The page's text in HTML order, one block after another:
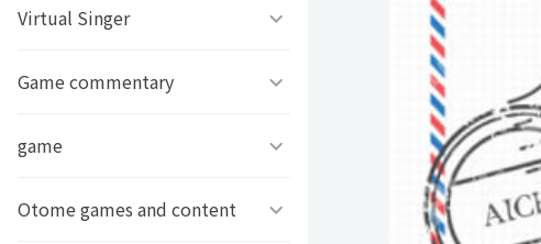
写真撮影背景
うちわ文字プリント
GIFUSHO 岐阜県立岐阜商
芸艸堂 推し祈願お守り
すにすて - SneakerStep
めておら - Meteorites -
騎士X - Knight X -
とぅるりぷ - True&Lip
ぼくたちのあそびば
ププ
豆柴富とのふたり暮らし
VASE
クラーテイル
ななし学園 方言研究会
描乃EMOイラストシリーズ
Virtual Singer
TOKYO6キャラクターズ
Game commentary
アマル
さんちゃんく！
game
フライハイトクラウディア
Otome games and content